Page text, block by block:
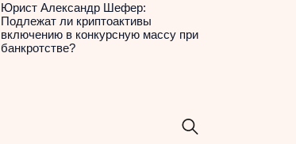
Юрист Александр Шефер:
Подлежат ли криптоактивы
включению в конкурсную массу при
банкротстве?